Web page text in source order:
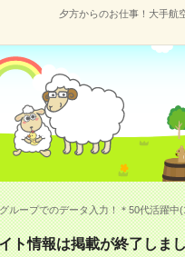
夕方からのお仕事！大手航
ループでのデータ入力！＊50代活躍中
ト情報は掲載が終了しま